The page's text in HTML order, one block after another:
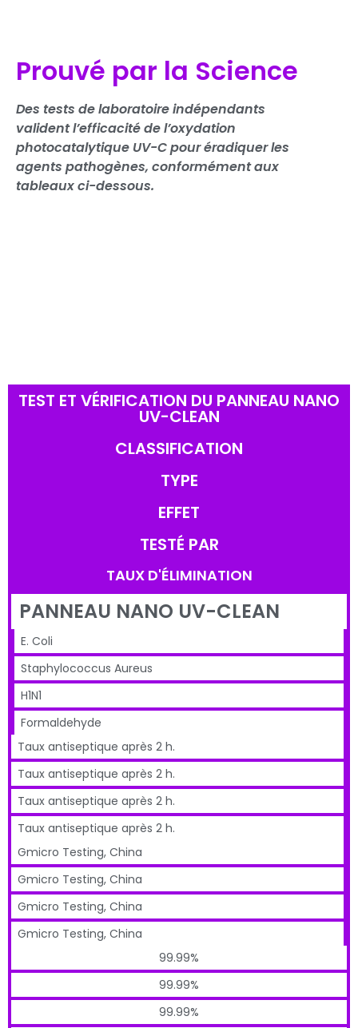
Prouvé par la Science
Des tests de laboratoire indépendants
valident l’efficacité de l’oxydation
photocatalytique UV-C pour éradiquer les
agents pathogènes, conformément aux
tableaux ci-dessous.
TEST ET VÉRIFICATION DU PANNEAU NANO
UV-CLEAN
CLASSIFICATION
TYPE
EFFET
TESTÉ PAR
TAUX D'ÉLIMINATION
PANNEAU NANO UV-CLEAN
E. Coli
Staphylococcus Aureus
H1N1
Formaldehyde
Taux antiseptique après 2 h.
Taux antiseptique après 2 h.
Taux antiseptique après 2 h.
Taux antiseptique après 2 h.
Gmicro Testing, China
Gmicro Testing, China
Gmicro Testing, China
Gmicro Testing, China
99.99%
99.99%
99.99%